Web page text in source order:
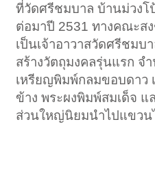
ที่วัดศรีชมบาล บ้านม่วงโป้
ต่อมาปี 2531 ทางคณะส
เป็นเจ้าอาวาสวัดศรีชมบ
สร้างวัตถุมงคลรุ่นแรก จ
เหรียญพิมพ์กลมขอบดาว
ข้าง พระผงพิมพ์สมเด็จ
ส่วนใหญ่นิยมนำไปแขวน